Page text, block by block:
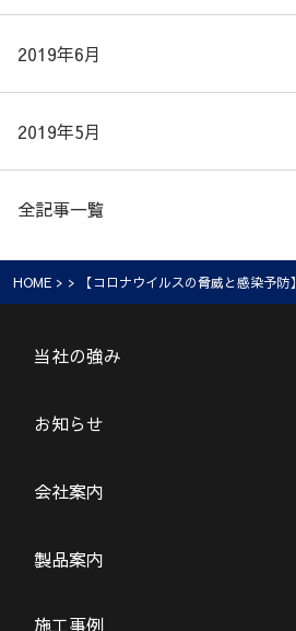
2019年6月
2019年5月
全記事一覧
HOME > > 【コロナウイルスの脅威と感染予防】
当社の強み
お知らせ
会社案内
製品案内
施工事例